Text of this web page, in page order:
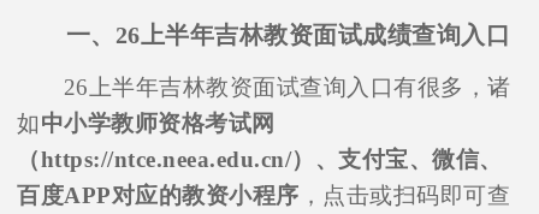
一、26上半年吉林教资面试成绩查询入口
26上半年吉林教资面试查询入口有很多，诸
如中小学教师资格考试网
（https://ntce.neea.edu.cn/）、支付宝、微信、
百度APP对应的教资小程序 ，点击或扫码即可查